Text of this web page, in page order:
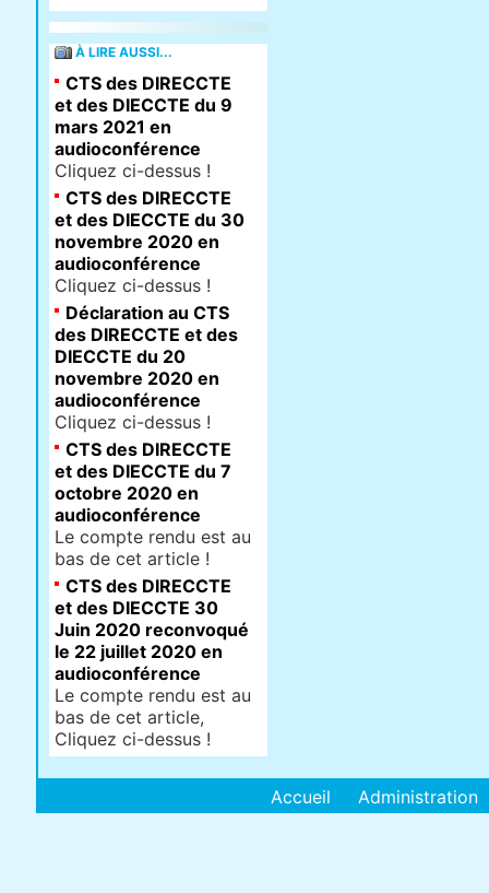
À LIRE AUSSI...
CTS des DIRECCTE
et des DIECCTE du 9
mars 2021 en
audioconférence
Cliquez ci-dessus !
CTS des DIRECCTE
et des DIECCTE du 30
novembre 2020 en
audioconférence
Cliquez ci-dessus !
Déclaration au CTS
des DIRECCTE et des
DIECCTE du 20
novembre 2020 en
audioconférence
Cliquez ci-dessus !
CTS des DIRECCTE
et des DIECCTE du 7
octobre 2020 en
audioconférence
Le compte rendu est au
bas de cet article !
CTS des DIRECCTE
et des DIECCTE 30
Juin 2020 reconvoqué
le 22 juillet 2020 en
audioconférence
Le compte rendu est au
bas de cet article,
Cliquez ci-dessus !
Accueil Administration